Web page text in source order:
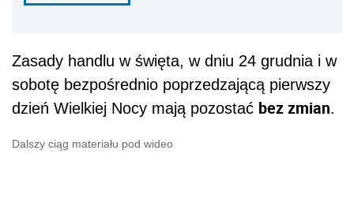
Zasady handlu w święta, w dniu 24 grudnia i w
sobotę bezpośrednio poprzedzającą pierwszy
dzień Wielkiej Nocy mają pozostać bez zmian.
Dalszy ciąg materiału pod wideo